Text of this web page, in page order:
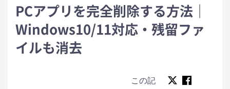
PCアプリを完全削除する方法｜
Windows10/11対応・残留ファ
イルも消去
この記